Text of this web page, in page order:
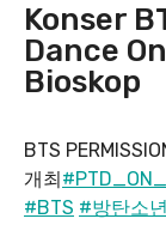
Konser
Dance
Bioskop
BTS
개최
#BTS #방탄소